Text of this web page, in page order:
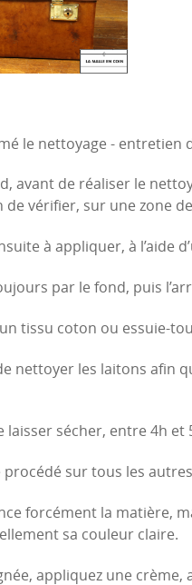
le nettoyage - entretien
avant de réaliser le
de vérifier, sur une zone
à appliquer, à l’aide
par le fond, puis
tissu coton ou essuie-
nettoyer les laitons afin
laisser sécher, entre 4h et
procédé sur tous les
forcément la matière,
sa couleur claire.
appliquez une